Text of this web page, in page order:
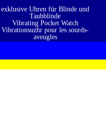
exklusive Uhren für Blinde und
Taubblinde
Vibrating Pocket Watch
Vibrationsuzhr pour les sourds-
aveugles
Vibrationsuzhr para sordo-ciego